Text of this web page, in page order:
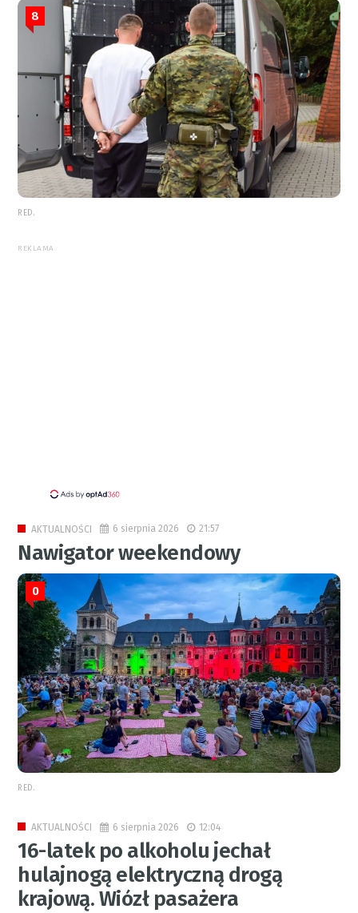
8
RED.
REKLAMA
AKTUALNOŚCI 6 sierpnia 2026 21:57
Nawigator weekendowy
0
RED.
AKTUALNOŚCI 6 sierpnia 2026 12:04
16-latek po alkoholu jechał
hulajnogą elektryczną drogą
krajową. Wiózł pasażera